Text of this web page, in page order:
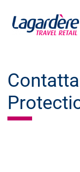
Vai al contenuto